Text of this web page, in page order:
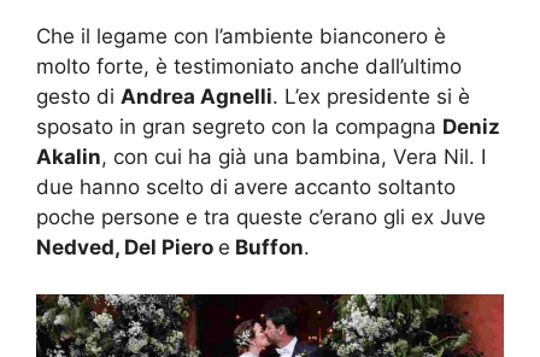
Che il legame con l’ambiente bianconero è
molto forte, è testimoniato anche dall’ultimo
gesto di Andrea Agnelli. L’ex presidente si è
sposato in gran segreto con la compagna Deniz
Akalin, con cui ha già una bambina, Vera Nil. I
due hanno scelto di avere accanto soltanto
poche persone e tra queste c’erano gli ex Juve
Nedved, Del Piero e Buffon.